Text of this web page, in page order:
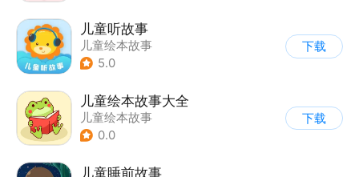
儿童听故事
儿童绘本故事
5.0
下载
儿童绘本故事大全
儿童绘本故事
0.0
下载
儿童睡前故事